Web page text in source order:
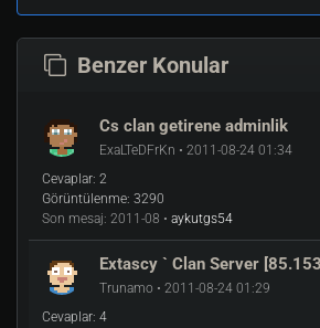
Benzer Konular
Cs clan getirene adminlik
ExaLTeDFrKn • 2011-08-24 01:34
Cevaplar: 2
Görüntülenme: 3290
Son mesaj: 2011-08 • aykutgs54
Extascy ` Clan Server
Trunamo • 2011-08-24 01:29
Cevaplar: 4